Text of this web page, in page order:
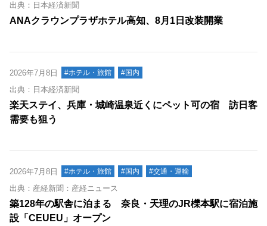
出典：日本経済新聞
ANAクラウンプラザホテル高知、8月1日改装開業
2026年7月8日 #ホテル・旅館 #国内
出典：日本経済新聞
楽天ステイ、兵庫・城崎温泉近くにペット可の宿 訪日客
需要も狙う
2026年7月8日 #ホテル・旅館 #国内 #交通・運輸
出典：産経新聞：産経ニュース
築128年の駅舎に泊まる 奈良・天理のJR櫟本駅に宿泊施
設「CEUEU」オープン